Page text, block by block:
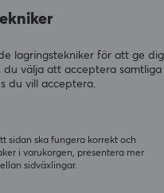
- Rosa
I lager
lagringstekniker för att ge dig
du välja att acceptera samtliga
du vill acceptera.
sidan ska fungera korrekt och
i varukorgen, presentera mer
sidväxlingar.